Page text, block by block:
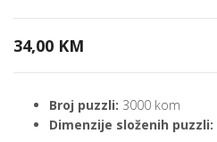
34,00 KM
Broj puzzli: 3000 kom
Dimenzije složenih puzzli: